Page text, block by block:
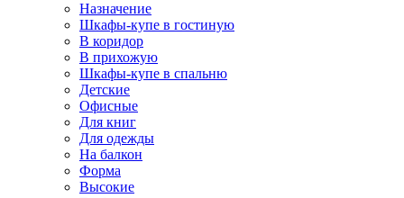
Назначение
Шкафы-купе в гостиную
В коридор
В прихожую
Шкафы-купе в спальню
Детские
Офисные
Для книг
Для одежды
На балкон
Форма
Высокие